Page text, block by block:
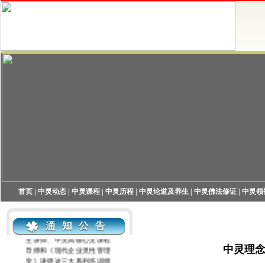
首页| 中灵动态| 中灵课程| 中灵历程| 中灵论道及养生| 中灵佛法修证| 中灵领
生讲师、中灵高级心灵课程
导师和《现代企业灵性管理
学》讲师这三大系列培训师
培训，欢迎咨询！
中灵理